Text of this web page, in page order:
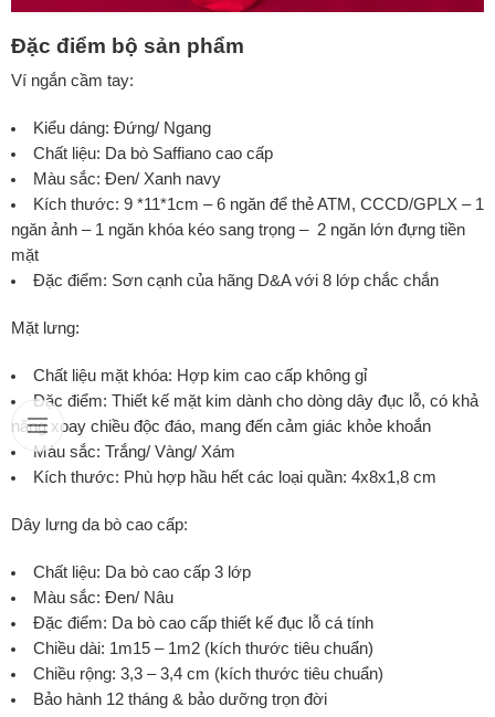
Đặc điểm bộ sản phẩm
Ví ngắn cầm tay:
Kiểu dáng: Đứng/ Ngang
Chất liệu: Da bò Saffiano cao cấp
Màu sắc: Đen/ Xanh navy
Kích thước: 9 *11*1cm – 6 ngăn để thẻ ATM, CCCD/GPLX – 1
ngăn ảnh – 1 ngăn khóa kéo sang trọng – 2 ngăn lớn đựng tiền
mặt
Đặc điểm: Sơn cạnh của hãng D&A với 8 lớp chắc chắn
Mặt lưng:
Chất liệu mặt khóa: Hợp kim cao cấp không gỉ
Đặc điểm: Thiết kế mặt kim dành cho dòng dây đục lỗ, có khả
năng xoay chiều độc đáo, mang đến cảm giác khỏe khoắn
Màu sắc: Trắng/ Vàng/ Xám
Kích thước: Phù hợp hầu hết các loại quần: 4x8x1,8 cm
Dây lưng da bò cao cấp:
Chất liệu: Da bò cao cấp 3 lớp
Màu sắc: Đen/ Nâu
Đặc điểm: Da bò cao cấp thiết kế đục lỗ cá tính
Chiều dài: 1m15 – 1m2 (kích thước tiêu chuẩn)
Chiều rộng: 3,3 – 3,4 cm (kích thước tiêu chuẩn)
Bảo hành 12 tháng & bảo dưỡng trọn đời